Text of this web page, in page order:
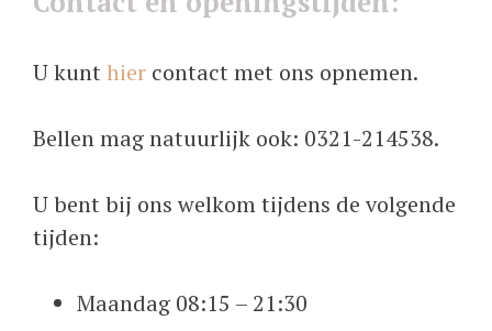
U kunt hier contact met ons opnemen.
Bellen mag natuurlijk ook: 0321-214538.
U bent bij ons welkom tijdens de volgende
tijden:
Maandag 08:15 – 21:30